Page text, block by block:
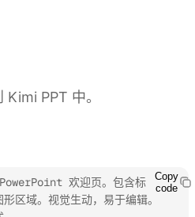
PPT 中。
欢迎页。包含标
区域。视觉生动，易于编辑。
Copy
code